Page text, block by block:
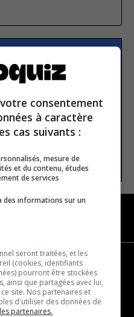
consentement
à caractère
cas suivants :
mesure de
et du contenu, études
de services
des informations sur un
seront traitées, et les
(cookies, identifiants
pourront être stockées
ainsi que partagées avec lui,
site. Nos partenaires et
d'utiliser des données de
partenaires.